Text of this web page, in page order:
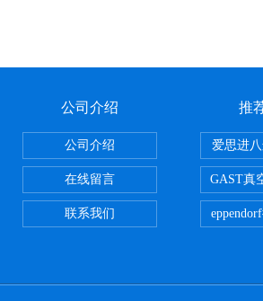
公司介绍
公司介绍
在线留言
联系我们
推
爱思进八
GAST真